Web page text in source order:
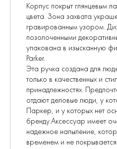
Корпус покрыт глянцевым
цвета. Зона захвата
гравированным узором.
позолоченными
упакована в изысканную
Parker.
Эта ручка создана для
только в качественных и
принадлежностях.
отдают деловые люди, у
Паркер, и у которых нет
бренду.Аксессуар имеет
надежное напыление,
временем и не